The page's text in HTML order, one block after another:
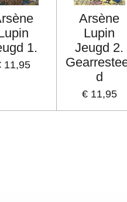
1.
11,95
Arsène
Lupin
Jeugd 2.
d
€ 11,95